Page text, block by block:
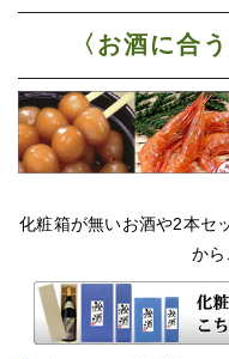
〈お酒に合
化粧箱が無いお酒や2本セ
から